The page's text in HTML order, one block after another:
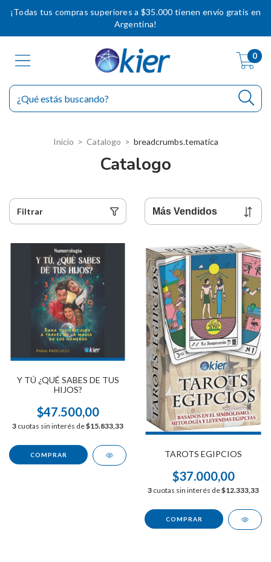
¡Todas tus compras superiores a $35.000 tienen envío gratis en
Argentina!
0
Inicio > Catalogo > breadcrumbs.tematica
Catalogo
Filtrar
Y TÚ ¿QUÉ SABES DE TUS
HIJOS?
$47.500,00
3 cuotas sin interés de$15.833,33
TAROTS EGIPCIOS
$37.000,00
3 cuotas sin interés de$12.333,33